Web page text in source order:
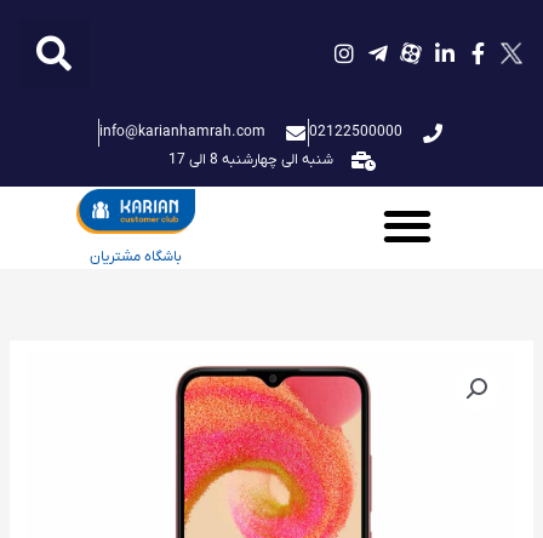
محتوا
02122500000
info@karianhamrah.com
شنبه الی چهارشنبه 8 الی 17
باشگاه مشتریان